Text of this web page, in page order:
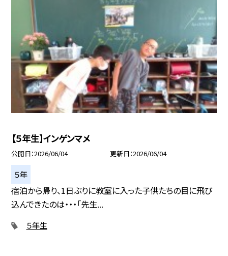
【５年生】インゲンマメ
公開日 2026/06/04 更新日 2026/06/04
５年
宿泊から帰り、1日ぶりに教室に入った子供たちの目に飛び
込んできたのは・・・「先生...
５年生